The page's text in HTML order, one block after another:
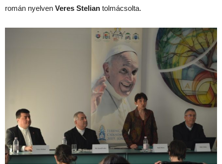
román nyelven Veres Stelian tolmácsolta.